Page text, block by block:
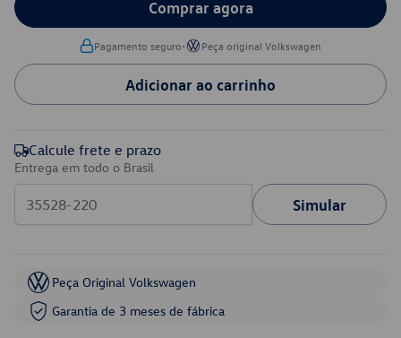
Comprar agora
Pagamento seguro• Peça original Volkswagen
Adicionar ao carrinho
Calcule frete e prazo
Entrega em todo o Brasil
Simular
Peça Original Volkswagen
Garantia de 3 meses de fábrica